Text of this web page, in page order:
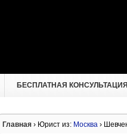
БЕСПЛАТНАЯ КОНСУЛЬТАЦИЯ
Главная › Юрист из: Москва ›